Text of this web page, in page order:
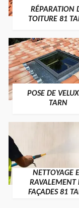
RÉPARATION
TOITURE 81
POSE DE
TARN
NETTOYAGE
RAVALEMENT
FAÇADES 81